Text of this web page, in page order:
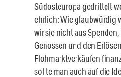
Südosteuropa gedrittelt
ehrlich: Wie glaubwürdig
wir sie nicht aus
Genossen und den
Flohmarktverkäufen
sollte man auch auf die